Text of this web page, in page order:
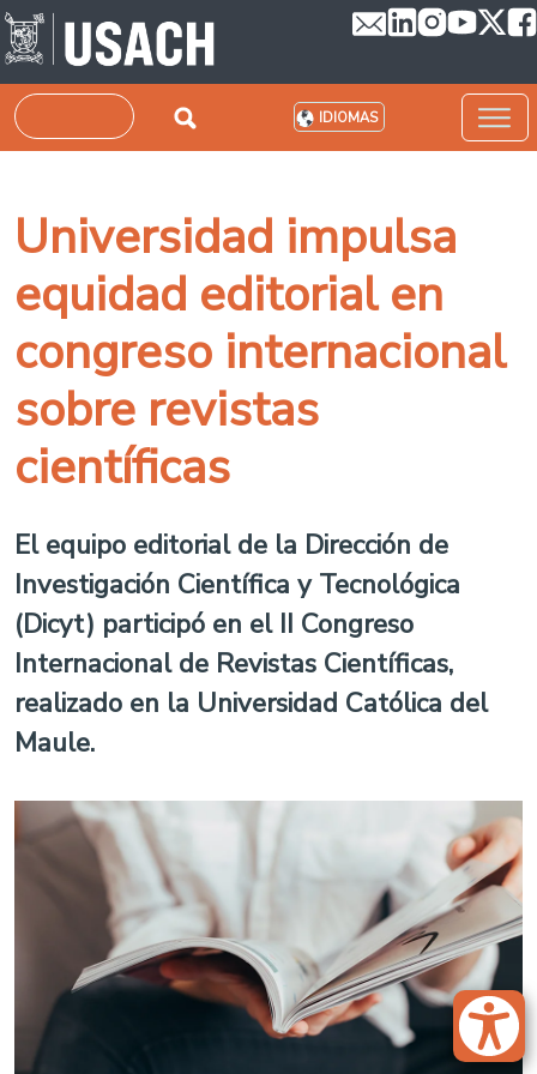
Pasar al contenido principal
Buscar IDIOMAS
Universidad impulsa
equidad editorial en
congreso internacional
sobre revistas
científicas
El equipo editorial de la Dirección de
Investigación Científica y Tecnológica
(Dicyt) participó en el II Congreso
Internacional de Revistas Científicas,
realizado en la Universidad Católica del
Maule.